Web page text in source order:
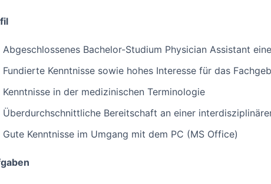
Abgeschlossenes Bachelor-Studium Physician Assistant
Fundierte Kenntnisse sowie hohes Interesse für das
Kenntnisse in der medizinischen Terminologie
Überdurchschnittliche Bereitschaft an einer
Gute Kenntnisse im Umgang mit dem PC (MS Office)